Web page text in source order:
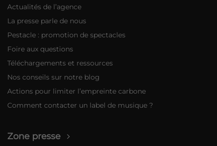
Actualités de l’agence
La presse parle de nous
Pestacle : promotion de spectacles
Foire aux questions
Téléchargements et ressources
Nos conseils sur notre blog
Actions pour limiter l’empreinte carbone
Comment contacter un label de musique ?
Zone presse